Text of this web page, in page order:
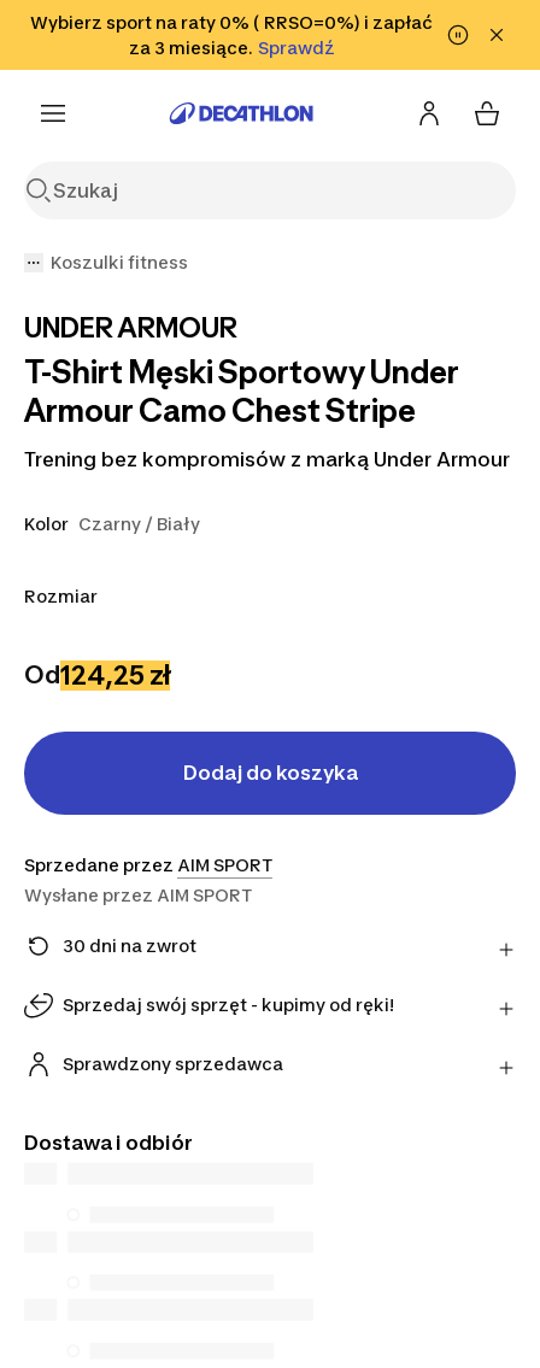
Przejdź do wyszukiwania Przejdź do treści
Przejdź
Wybierz sport na raty 0% ( RRSO=0%) i zapłać
za 3 miesiące. SprawdźSprawdź
Sprawdź
Koszulki fitness
UNDER ARMOUR
T-Shirt Męski Sportowy Under
Armour Camo Chest Stripe
Trening bez kompromisów z marką Under Armour
Kolor Czarny / Biały
Rozmiar
Od124,25 zł
Dodaj do koszyka
Sprzedane przez AIM SPORT
Wysłane przez AIM SPORT
30 dni na zwrot
bezpośrednio do sprzedawcy w ciągu 30 dni,
Sprzedaj swój sprzęt - kupimy od ręki!
Sprawdź szacunkową wartość przechodząc przez
Przejdź do wstępnej wyceny
Sprawdzony sprzedawca
transakcji oraz najwyższą jakość obsługi klienta.
Dostawa i odbiór